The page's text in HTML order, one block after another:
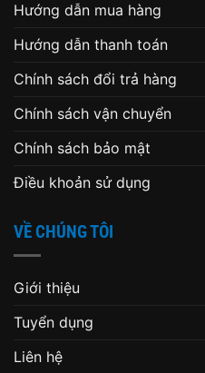
Hướng dẫn mua hàng
Hướng dẫn thanh toán
Chính sách đổi trả hàng
Chính sách vận chuyển
Chính sách bảo mật
Điều khoản sử dụng
VỀ CHÚNG TÔI
Giới thiệu
Tuyển dụng
Liên hệ